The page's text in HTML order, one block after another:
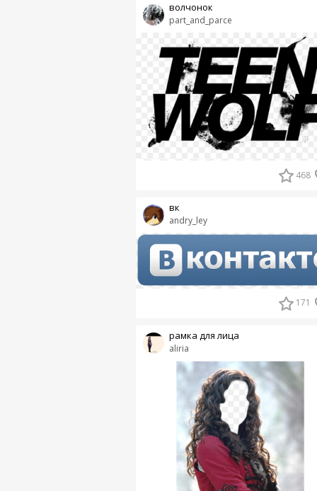
part_and_parce
волчонок
468
andry_ley
вк
171
aliria
рамка для лица